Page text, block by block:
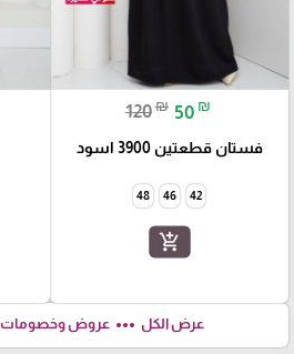
120₪ 50 ₪
فستان قطعتين 3900 اسود
42
46
48
add_shopping_cart
عرض الكل more_horiz عروض وخصومات